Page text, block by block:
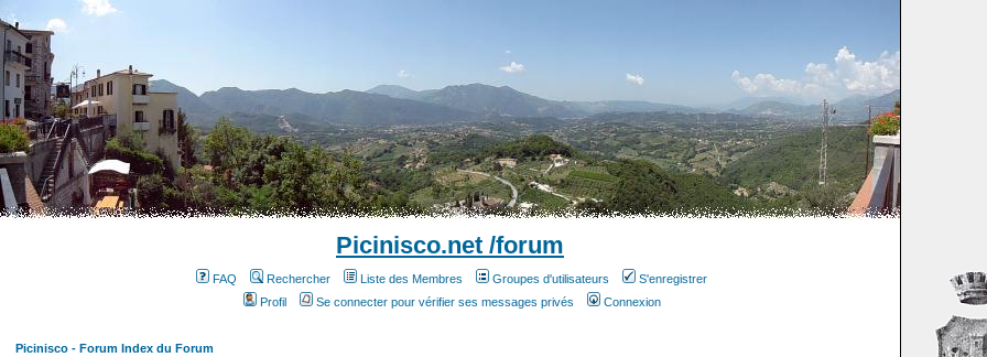
Picinisco.net /forum
FAQ Rechercher Liste des Membres Groupes d'utilisateurs
S'enregistrer
Profil
Se connecter pour vérifier ses messages privés Connexion
Picinisco - Forum Index du Forum